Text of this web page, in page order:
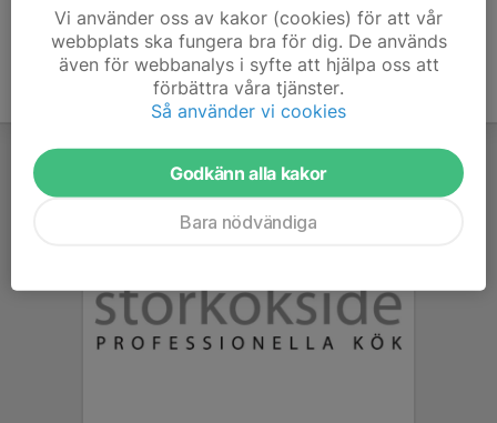
Vi använder oss av kakor (cookies) för att vår
webbplats ska fungera bra för dig. De används
även för webbanalys i syfte att hjälpa oss att
förbättra våra tjänster.
Så använder vi cookies
Godkänn alla kakor
Bara nödvändiga